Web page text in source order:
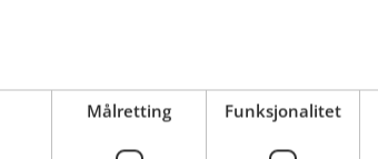
Målretting Funksjonalitet